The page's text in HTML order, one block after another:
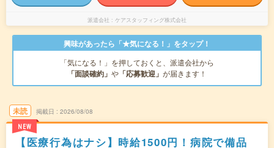
派遣会社 ケアスタッフィング株式会社
興味があったら「★気になる！」をタップ！
「気になる！」を押しておくと、派遣会社から
「面談確約」 や 「応募歓迎」 が届きます！
未読
NEW
掲載日 2026/08/08
【医療行為はナシ】時給1500円！病院で備品